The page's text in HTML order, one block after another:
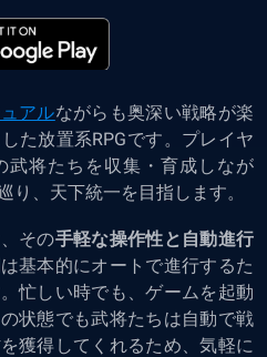
アルながらも奥深い戦略が楽
た放置系RPGです。プレイヤ
武将たちを収集・育成しなが
り、天下統一を目指します。
その手軽な操作性と自動進行
基本的にオートで進行するた
忙しい時でも、ゲームを起動
状態でも武将たちは自動で戦
獲得してくれるため、気軽に